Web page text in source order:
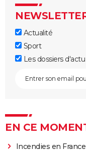
Actualité
Sport
Les dossiers d'actu
EN CE
Incendies en France